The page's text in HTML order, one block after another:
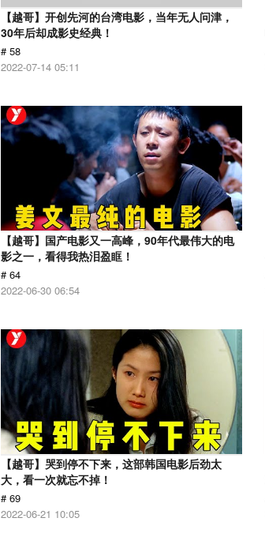
【越哥】开创先河的台湾电影，当年无人问津，
30年后却成影史经典！
# 58
2022-07-14 05:11
【越哥】国产电影又一高峰，90年代最伟大的电
影之一，看得我热泪盈眶！
# 64
2022-06-30 06:54
【越哥】哭到停不下来，这部韩国电影后劲太
大，看一次就忘不掉！
# 69
2022-06-21 10:05